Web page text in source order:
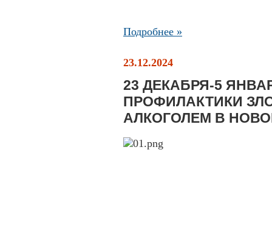
Подробнее »
23.12.2024
23 ДЕКАБРЯ-5
ПРОФИЛАКТИКИ
АЛКОГОЛЕМ В